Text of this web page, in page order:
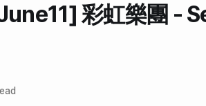
彩虹樂團 -